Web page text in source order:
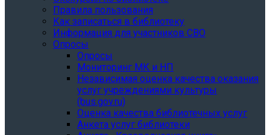
Правила пользования
Как записаться в библиотеку
Информация для участников СВО
Опросы
Опросы
Мониторинг МК и НП
Независимая оценка качества оказания
услуг учреждениями культуры
(bus.gov.ru)
Оценка качества библиотечных услуг
Анкета услуг библиотеки